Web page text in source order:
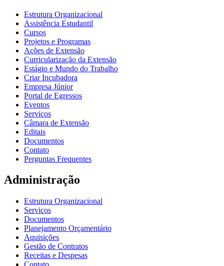
Estrutura Organizacional
Assistência Estudantil
Cursos
Projetos e Programas
Ações de Extensão
Curricularização da Extensão
Estágio e Mundo do Trabalho
Criar Incubadora
Empresa Júnior
Portal de Egressos
Eventos
Serviços
Câmara de Extensão
Editais
Documentos
Contato
Perguntas Frequentes
Administração
Estrutura Organizacional
Serviços
Documentos
Planejamento Orçamentário
Aquisições
Gestão de Contratos
Receitas e Despesas